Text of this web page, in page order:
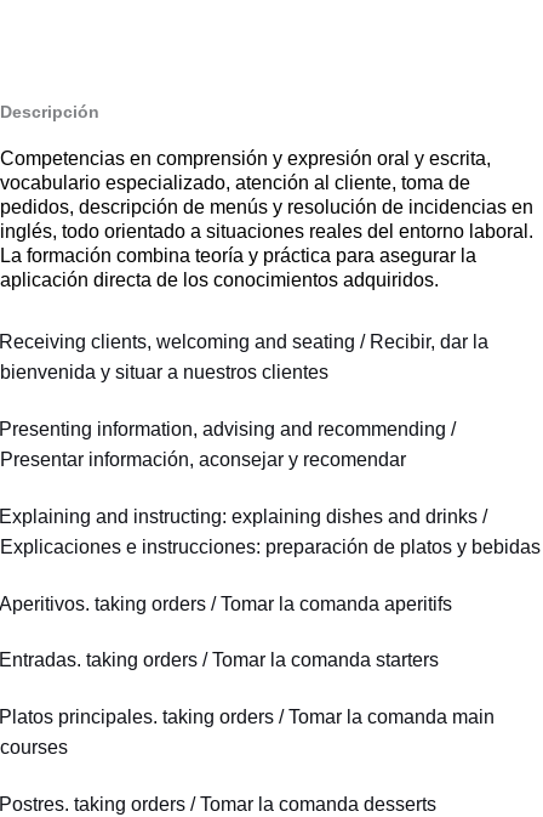
Descripción
Competencias en comprensión y expresión oral y escrita,
vocabulario especializado, atención al cliente, toma de
pedidos, descripción de menús y resolución de incidencias en
inglés, todo orientado a situaciones reales del entorno laboral.
La formación combina teoría y práctica para asegurar la
aplicación directa de los conocimientos adquiridos.
Receiving clients, welcoming and seating / Recibir, dar la
bienvenida y situar a nuestros clientes
Presenting information, advising and recommending /
Presentar información, aconsejar y recomendar
Explaining and instructing: explaining dishes and drinks /
Explicaciones e instrucciones: preparación de platos y bebidas
Aperitivos. taking orders / Tomar la comanda aperitifs
Entradas. taking orders / Tomar la comanda starters
Platos principales. taking orders / Tomar la comanda main
courses
Postres. taking orders / Tomar la comanda desserts